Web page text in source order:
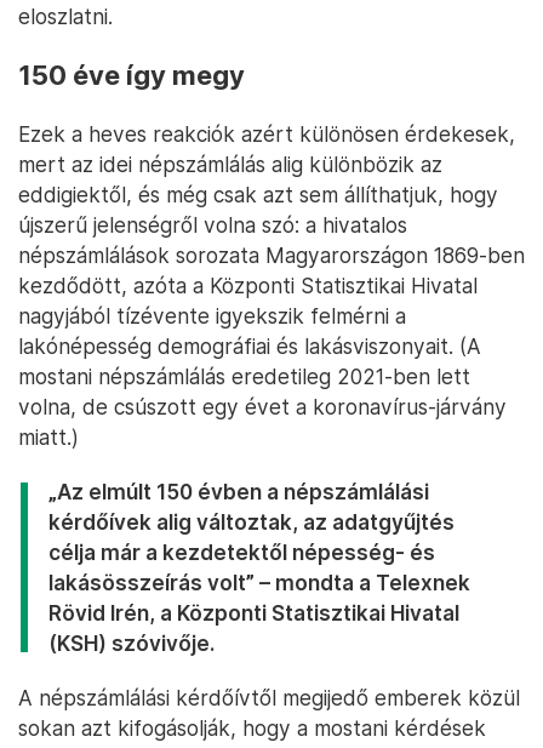
eloszlatni.
150 éve így megy
Ezek a heves reakciók azért különösen érdekesek,
mert az idei népszámlálás alig különbözik az
eddigiektől, és még csak azt sem állíthatjuk, hogy
újszerű jelenségről volna szó: a hivatalos
népszámlálások sorozata Magyarországon 1869-ben
kezdődött, azóta a Központi Statisztikai Hivatal
nagyjából tízévente igyekszik felmérni a
lakónépesség demográfiai és lakásviszonyait. (A
mostani népszámlálás eredetileg 2021-ben lett
volna, de csúszott egy évet a koronavírus-járvány
miatt.)
„Az elmúlt 150 évben a népszámlálási
kérdőívek alig változtak, az adatgyűjtés
célja már a kezdetektől népesség- és
lakásösszeírás volt” – mondta a Telexnek
Rövid Irén, a Központi Statisztikai Hivatal
(KSH) szóvivője.
A népszámlálási kérdőívtől megijedő emberek közül
sokan azt kifogásolják, hogy a mostani kérdések